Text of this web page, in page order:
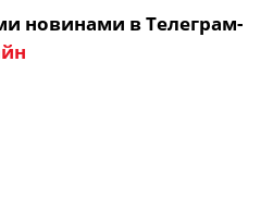
новинами в Телеграм-